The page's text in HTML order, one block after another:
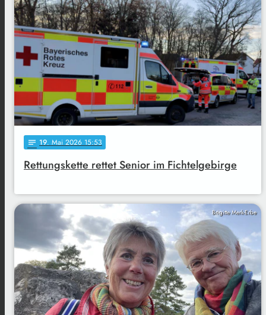
notes 19. Mai 2026 15:53
Rettungskette rettet Senior im Fichtelgebirge
Brigitte Merk-Erbe